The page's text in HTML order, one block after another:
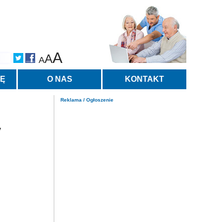
AAA
O NAS KONTAKT
Reklama / Ogłoszenie